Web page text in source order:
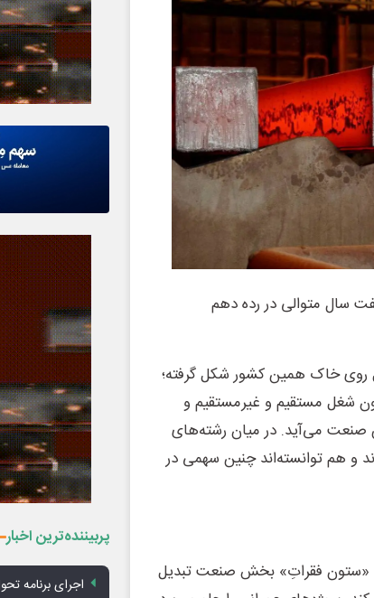
سال متوالی در رده دهم
روی خاک همین کشور شکل گرفته؛
میلیون شغل مستقیم و غیرمستقیم و
همین صنعت می‌آید. در میان رشته‌های
و هم توانسته‌اند چنین سهمی در
«ستون فقراتِ» بخش صنعت تبدیل
پربیننده‌ترین اخبار
اجرای برنامه